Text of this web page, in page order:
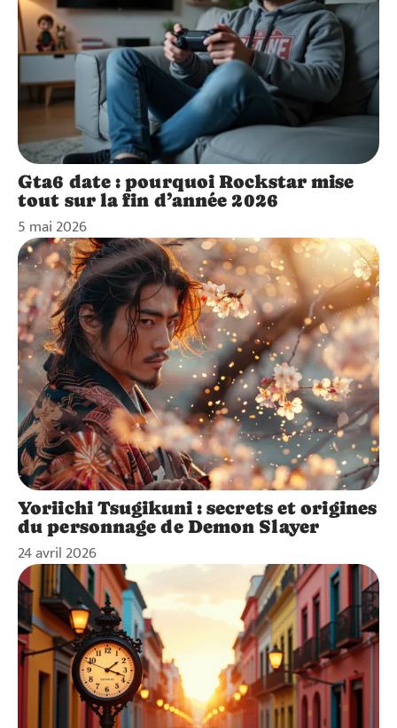
Gta6 date : pourquoi Rockstar mise
tout sur la fin d’année 2026
5 mai 2026
Yoriichi Tsugikuni : secrets et origines
du personnage de Demon Slayer
24 avril 2026